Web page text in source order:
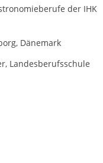
der IHK
Dänemark
Landesberufsschule